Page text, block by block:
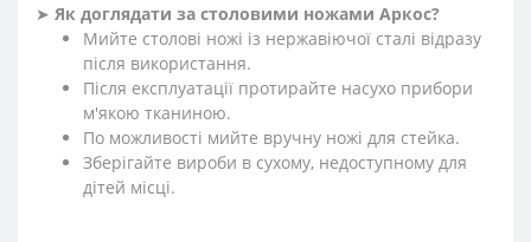
➤ Як доглядати за столовими ножами Аркос?
Мийте столові ножі із нержавіючої сталі відразу
після використання.
Після експлуатації протирайте насухо прибори
м'якою тканиною.
По можливості мийте вручну ножі для стейка.
Зберігайте вироби в сухому, недоступному для
дітей місці.